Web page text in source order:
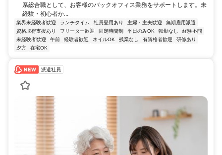
系総合職として、お客様のバックオフィス業務をサポートします。未
経験・初心者か...
業界未経験者歓迎 ランチタイム 社員登用あり 主婦・主夫歓迎
無期雇用派遣
資格取得支援あり
フリーター歓迎 固定時間制 平日のみOK 転勤なし
経験不問
未経験者歓迎
午前 経験者歓迎 ネイルOK 残業なし 有資格者歓迎
研修あり
夕方
在宅OK
派遣社員